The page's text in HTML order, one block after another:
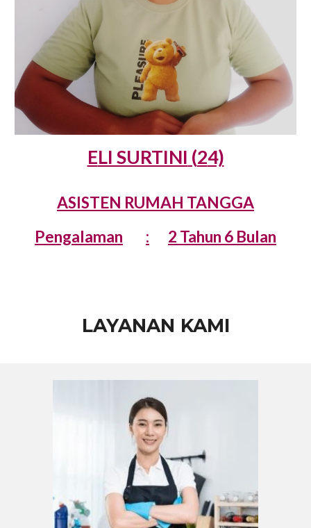
ELI SURTINI (24)
ASISTEN RUMAH TANGGA
Pengalaman
: 2 Tahun 6 Bulan
LAYANAN KAMI